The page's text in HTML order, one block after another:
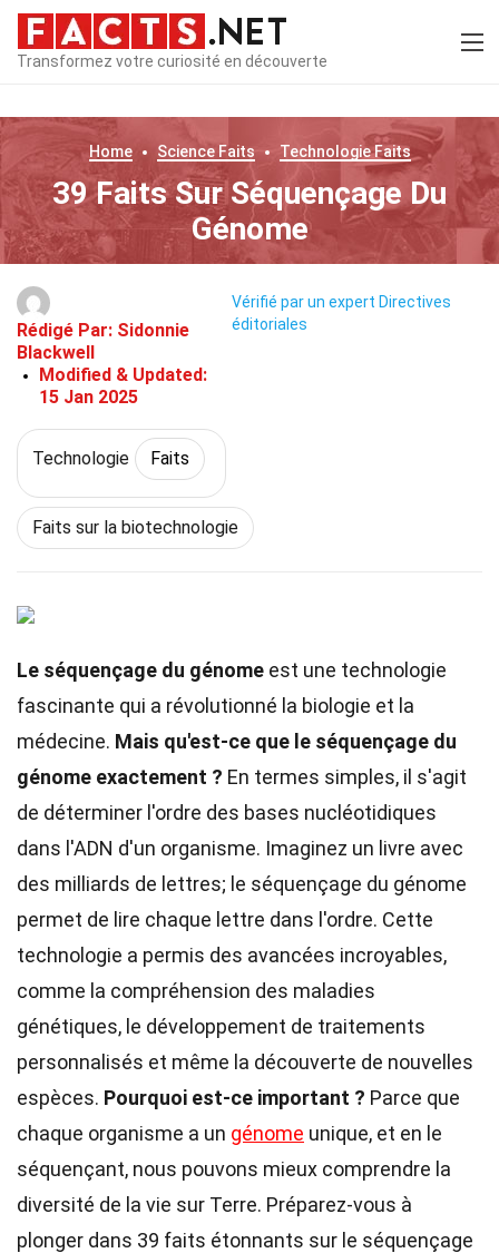
Transformez votre curiosité en découverte
Home ScienceFaits TechnologieFaits
39 Faits Sur Séquençage Du
Génome
Rédigé Par: Sidonnie
Blackwell
Modified & Updated:
15 Jan 2025
Vérifié par un expert Directives
éditoriales
Technologie Faits
Faits sur la biotechnologie
Le séquençage du génome est une technologie
fascinante qui a révolutionné la biologie et la
médecine. Mais qu'est-ce que le séquençage du
génome exactement ? En termes simples, il s'agit
de déterminer l'ordre des bases nucléotidiques
dans l'ADN d'un organisme. Imaginez un livre avec
des milliards de lettres; le séquençage du génome
permet de lire chaque lettre dans l'ordre. Cette
technologie a permis des avancées incroyables,
comme la compréhension des maladies
génétiques, le développement de traitements
personnalisés et même la découverte de nouvelles
espèces. Pourquoi est-ce important ? Parce que
chaque organisme a un génome unique, et en le
séquençant, nous pouvons mieux comprendre la
diversité de la vie sur Terre. Préparez-vous à
plonger dans 39 faits étonnants sur le séquençage